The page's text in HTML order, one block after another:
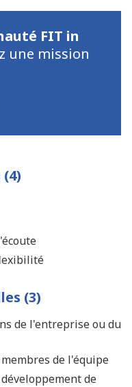
FIT in
une mission
(3)
de l'entreprise ou du
de l'équipe
de